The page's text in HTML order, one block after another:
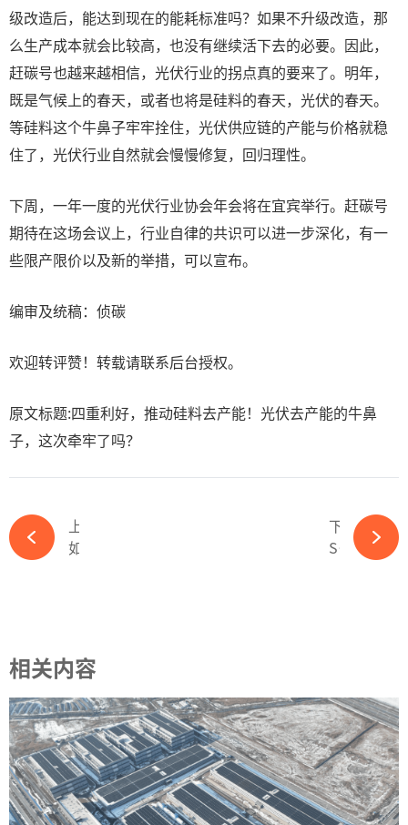
级改造后，能达到现在的能耗标准吗？如果不升级改造，那
么生产成本就会比较高，也没有继续活下去的必要。因此，
赶碳号也越来越相信，光伏行业的拐点真的要来了。明年，
既是气候上的春天，或者也将是硅料的春天，光伏的春天。
等硅料这个牛鼻子牢牢拴住，光伏供应链的产能与价格就稳
住了，光伏行业自然就会慢慢修复，回归理性。
下周，一年一度的光伏行业协会年会将在宜宾举行。赶碳号
期待在这场会议上，行业自律的共识可以进一步深化，有一
些限产限价以及新的举措，可以宣布。
编审及统稿：侦碳
欢迎转评赞！转载请联系后台授权。
原文标题:四重利好，推动硅料去产能！光伏去产能的牛鼻
子，这次牵牢了吗？
下一篇
SMA一蹶不振的背后，如何映射出欧洲太阳能市场变化大趋势？-365wm完美体育官网
相关内容